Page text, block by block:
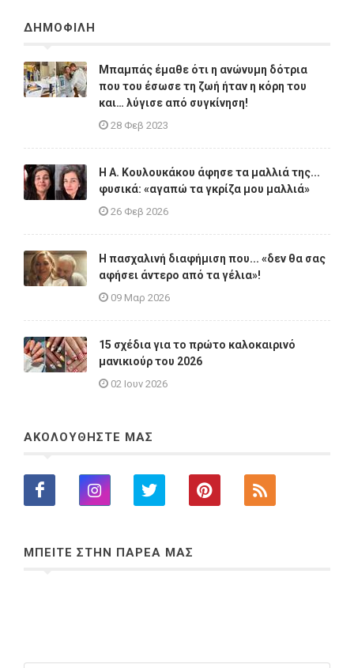
ΔΗΜΟΦΙΛΗ
Μπαμπάς έμαθε ότι η ανώνυμη δότρια
που του έσωσε τη ζωή ήταν η κόρη του
και… λύγισε από συγκίνηση!
28 Φεβ 2023
Η A. Κουλουκάκου άφησε τα μαλλιά της...
φυσικά: «αγαπώ τα γκρίζα μου μαλλιά»
26 Φεβ 2026
Η πασχαλινή διαφήμιση που... «δεν θα σας
αφήσει άντερο από τα γέλια»!
09 Μαρ 2026
15 σχέδια για το πρώτο καλοκαιρινό
μανικιούρ του 2026
02 Ιουν 2026
ΑΚΟΛΟΥΘΗΣΤΕ ΜΑΣ
ΜΠΕΙΤΕ ΣΤΗΝ ΠΑΡΕΑ ΜΑΣ